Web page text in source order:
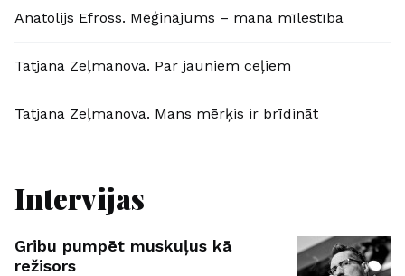
Anatolijs Efross. Mēģinājums – mana mīlestība
Tatjana Zeļmanova. Par jauniem ceļiem
Tatjana Zeļmanova. Mans mērķis ir brīdināt
Intervijas
Gribu pumpēt muskuļus kā
režisors